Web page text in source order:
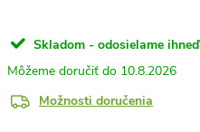
Skladom - odosielame ihneď
10.8.2026
Možnosti doručenia